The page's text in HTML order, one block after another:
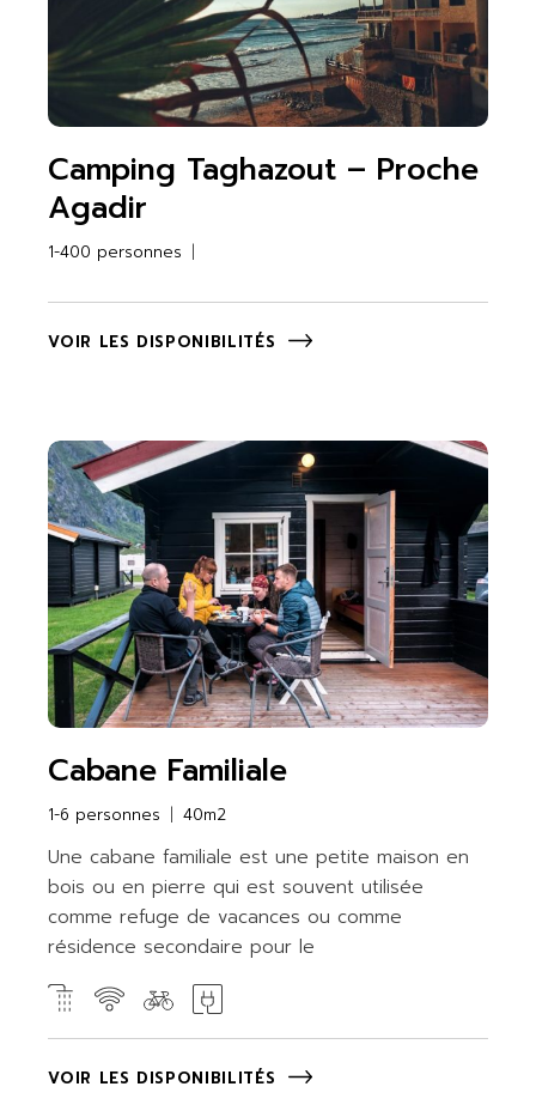
Camping Taghazout – Proche
Agadir
1-400 personnes
VOIR LES DISPONIBILITÉS
Cabane Familiale
1-6 personnes 40m2
Une cabane familiale est une petite maison en
bois ou en pierre qui est souvent utilisée
comme refuge de vacances ou comme
résidence secondaire pour le
VOIR LES DISPONIBILITÉS